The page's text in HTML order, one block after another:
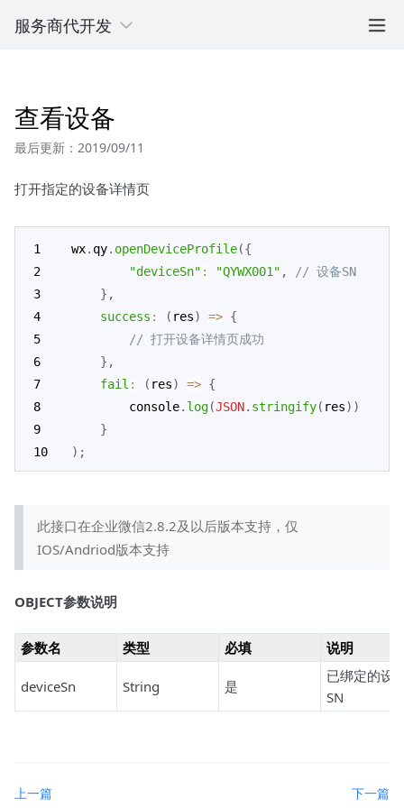
服务商代开发
查看设备
最后更新：2019/09/11
打开指定的设备详情页
wx. qy. openDeviceProfile({
"deviceSn" : "QYWX001" ,
// 设备SN
} ,
success : ( res) => {
// 打开设备详情页成功
} ,
fail : ( res) => {
        console
. log(JSON. stringify( res) )
}
) ;
此接口在企业微信2.8.2及以后版本支持，仅
IOS/Andriod版本支持
OBJECT参数说明
参数名 类型 必填 说明
deviceSn String 是
已绑定的设
SN
上一篇 下一篇